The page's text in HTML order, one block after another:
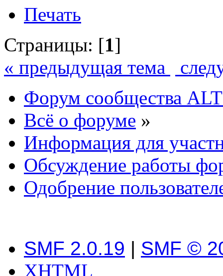
Печать
Страницы: [1]
« предыдущая тема
Форум сообщества
Всё о форуме »
Информация для
Обсуждение работы
Одобрение
SMF 2.0.19 | SMF ©
XHTML